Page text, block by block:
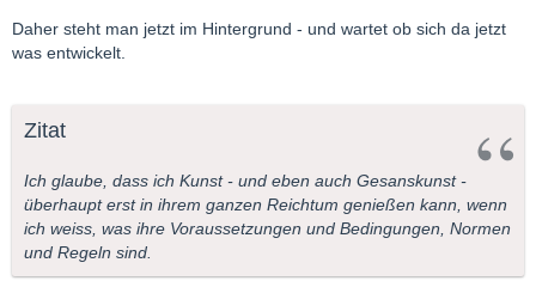
Daher steht man jetzt im Hintergrund - und wartet ob sich da jetzt
was entwickelt.
Zitat
Ich glaube, dass ich Kunst - und eben auch Gesanskunst -
überhaupt erst in ihrem ganzen Reichtum genießen kann, wenn
ich weiss, was ihre Voraussetzungen und Bedingungen, Normen
und Regeln sind.